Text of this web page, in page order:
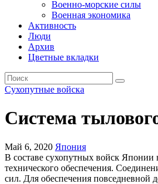
Военно-морские силы
Военная экономика
Активность
Люди
Архив
Цветные вкладки
Сухопутные войска
Система
Май 6, 2020 Япония
В составе сухопутных войск Японии
технического обеспечения.
сил. Для обеспечения повседневной